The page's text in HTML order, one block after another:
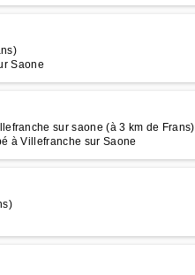
Saone
sur saone (à 3 km de Frans)
à Villefranche sur Saone